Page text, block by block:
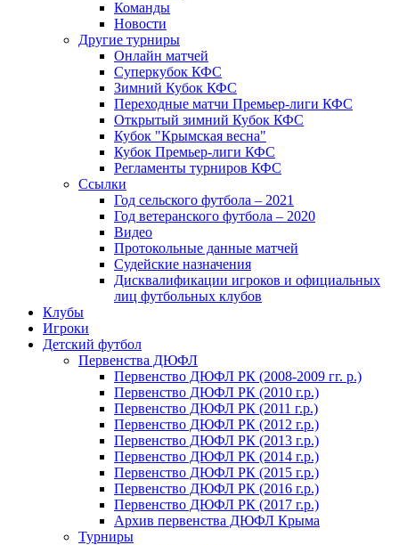
Команды
Новости
Другие турниры
Онлайн матчей
Суперкубок КФС
Зимний Кубок КФС
Переходные матчи Премьер-лиги КФС
Открытый зимний Кубок КФС
Кубок "Крымская весна"
Кубок Премьер-лиги КФС
Регламенты турниров КФС
Ссылки
Год сельского футбола – 2021
Год ветеранского футбола – 2020
Видео
Протокольные данные матчей
Судейские назначения
Дисквалификации игроков и официальных
лиц футбольных клубов
Клубы
Игроки
Детский футбол
Первенства ДЮФЛ
Первенство ДЮФЛ РК (2008-2009 гг. р.)
Первенство ДЮФЛ РК (2010 г.р.)
Первенство ДЮФЛ РК (2011 г.р.)
Первенство ДЮФЛ РК (2012 г.р.)
Первенство ДЮФЛ РК (2013 г.р.)
Первенство ДЮФЛ РК (2014 г.р.)
Первенство ДЮФЛ РК (2015 г.р.)
Первенство ДЮФЛ РК (2016 г.р.)
Первенство ДЮФЛ РК (2017 г.р.)
Архив первенства ДЮФЛ Крыма
Турниры